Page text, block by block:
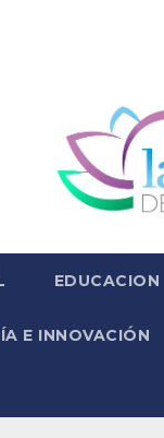
EDUCACION
E INNOVACIÓN